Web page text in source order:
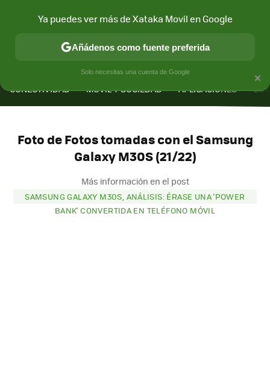
CONECTIVIDAD MÓVIL Y SOCIEDAD APLICACIONES
Foto de Fotos tomadas con el Samsung
Galaxy M30S (21/22)
Más información en el post
SAMSUNG GALAXY M30S, ANÁLISIS: ÉRASE UNA 'POWER
BANK' CONVERTIDA EN TELÉFONO MÓVIL
×
Ya puedes ver más de Xataka Movil en Google
Añádenos como fuente preferida
Solo necesitas una cuenta de Google